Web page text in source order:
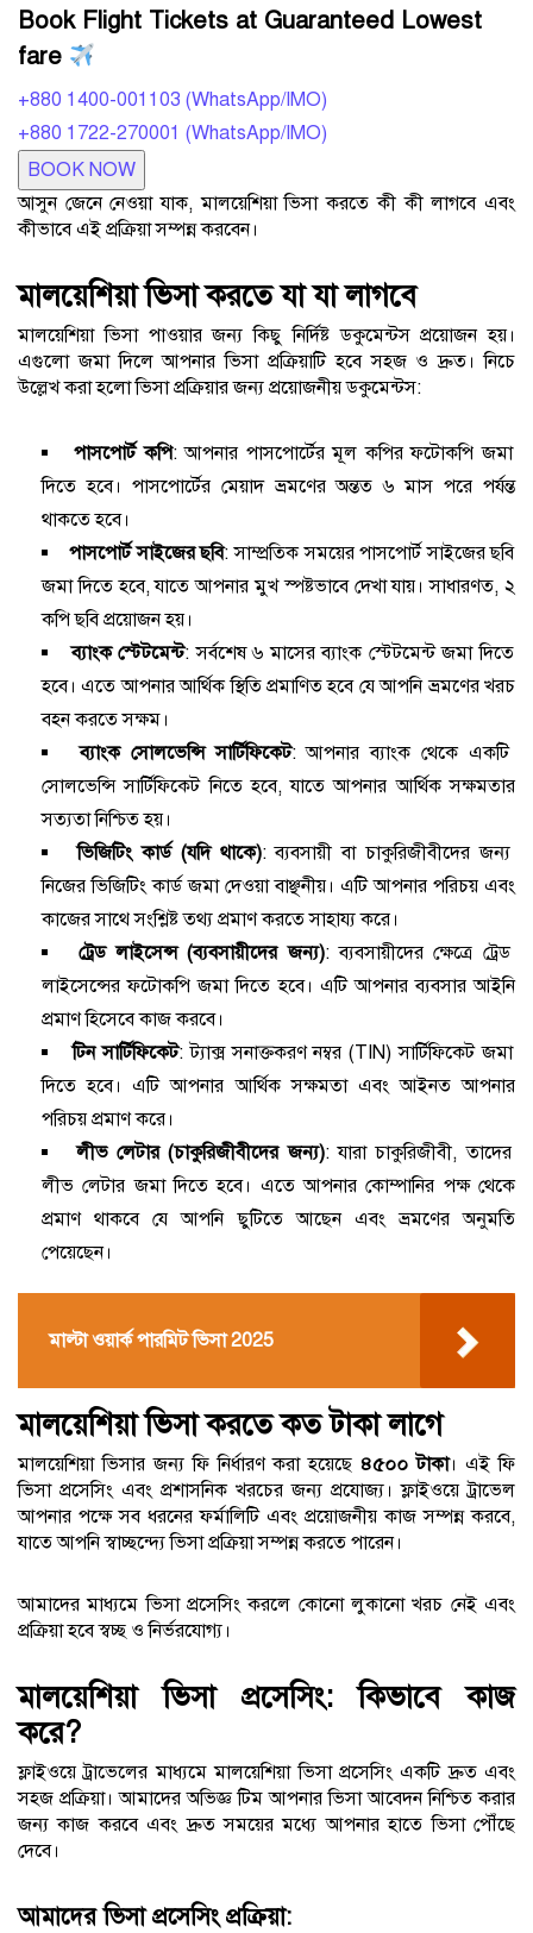
Book Flight Tickets at Guaranteed Lowest
fare
+880 1400-001103 (WhatsApp/IMO)
+880 1722-270001 (WhatsApp/IMO)
BOOK NOW
আসুন জেনে নেওয়া যাক, মালয়েশিয়া ভিসা করতে কী কী লাগবে এবং
কীভাবে এই প্রক্রিয়া সম্পন্ন করবেন।
মালয়েশিয়া ভিসা করতে যা যা লাগবে
মালয়েশিয়া ভিসা পাওয়ার জন্য কিছু নির্দিষ্ট ডকুমেন্টস প্রয়োজন হয়।
এগুলো জমা দিলে আপনার ভিসা প্রক্রিয়াটি হবে সহজ ও দ্রুত। নিচে
উল্লেখ করা হলো ভিসা প্রক্রিয়ার জন্য প্রয়োজনীয় ডকুমেন্টস:
পাসপোর্ট কপি: আপনার পাসপোর্টের মূল কপির ফটোকপি জমা
দিতে হবে। পাসপোর্টের মেয়াদ ভ্রমণের অন্তত ৬ মাস পরে পর্যন্ত
থাকতে হবে।
পাসপোর্ট সাইজের ছবি: সাম্প্রতিক সময়ের পাসপোর্ট সাইজের ছবি
জমা দিতে হবে, যাতে আপনার মুখ স্পষ্টভাবে দেখা যায়। সাধারণত, ২
কপি ছবি প্রয়োজন হয়।
ব্যাংক স্টেটমেন্ট: সর্বশেষ ৬ মাসের ব্যাংক স্টেটমেন্ট জমা দিতে
হবে। এতে আপনার আর্থিক স্থিতি প্রমাণিত হবে যে আপনি ভ্রমণের খরচ
বহন করতে সক্ষম।
ব্যাংক সোলভেন্সি সার্টিফিকেট: আপনার ব্যাংক থেকে একটি
সোলভেন্সি সার্টিফিকেট নিতে হবে, যাতে আপনার আর্থিক সক্ষমতার
সত্যতা নিশ্চিত হয়।
ভিজিটিং কার্ড (যদি থাকে): ব্যবসায়ী বা চাকুরিজীবীদের জন্য
নিজের ভিজিটিং কার্ড জমা দেওয়া বাঞ্ছনীয়। এটি আপনার পরিচয় এবং
কাজের সাথে সংশ্লিষ্ট তথ্য প্রমাণ করতে সাহায্য করে।
ট্রেড লাইসেন্স (ব্যবসায়ীদের জন্য): ব্যবসায়ীদের ক্ষেত্রে ট্রেড
লাইসেন্সের ফটোকপি জমা দিতে হবে। এটি আপনার ব্যবসার আইনি
প্রমাণ হিসেবে কাজ করবে।
টিন সার্টিফিকেট: ট্যাক্স সনাক্তকরণ নম্বর (TIN) সার্টিফিকেট জমা
দিতে হবে। এটি আপনার আর্থিক সক্ষমতা এবং আইনত আপনার
পরিচয় প্রমাণ করে।
লীভ লেটার (চাকুরিজীবীদের জন্য): যারা চাকুরিজীবী, তাদের
লীভ লেটার জমা দিতে হবে। এতে আপনার কোম্পানির পক্ষ থেকে
প্রমাণ থাকবে যে আপনি ছুটিতে আছেন এবং ভ্রমণের অনুমতি
পেয়েছেন।
মাল্টা ওয়ার্ক পারমিট ভিসা 2025
মালয়েশিয়া ভিসা করতে কত টাকা লাগে
মালয়েশিয়া ভিসার জন্য ফি নির্ধারণ করা হয়েছে৪৫০০ টাকা। এই ফি
ভিসা প্রসেসিং এবং প্রশাসনিক খরচের জন্য প্রযোজ্য। ফ্লাইওয়ে ট্রাভেল
আপনার পক্ষে সব ধরনের ফর্মালিটি এবং প্রয়োজনীয় কাজ সম্পন্ন করবে,
যাতে আপনি স্বাচ্ছন্দ্যে ভিসা প্রক্রিয়া সম্পন্ন করতে পারেন।
আমাদের মাধ্যমে ভিসা প্রসেসিং করলে কোনো লুকানো খরচ নেই এবং
প্রক্রিয়া হবে স্বচ্ছ ও নির্ভরযোগ্য।
মালয়েশিয়া ভিসা প্রসেসিং: কিভাবে কাজ
করে?
ফ্লাইওয়ে ট্রাভেলের মাধ্যমে মালয়েশিয়া ভিসা প্রসেসিং একটি দ্রুত এবং
সহজ প্রক্রিয়া। আমাদের অভিজ্ঞ টিম আপনার ভিসা আবেদন নিশ্চিত করার
জন্য কাজ করবে এবং দ্রুত সময়ের মধ্যে আপনার হাতে ভিসা পৌঁছে
দেবে।
আমাদের ভিসা প্রসেসিং প্রক্রিয়া: